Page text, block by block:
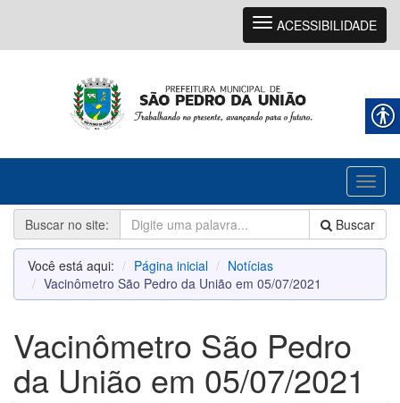
Navegação
ACESSIBILIDADE
Buscar no site:
Buscar
Você está aqui: Página inicial
Notícias
Vacinômetro São Pedro da União em 05/07/2021
Vacinômetro São Pedro
da União em 05/07/2021